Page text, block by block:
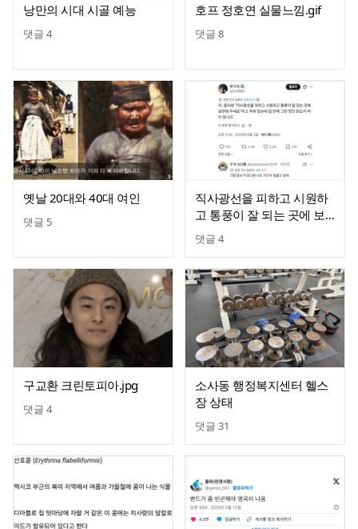
낭만의 시대 시골 예능
댓글 4
호프 정호연 실물느낌.gif
댓글 8
옛날 20대와 40대 여인
댓글 5
직사광선을 피하고 시원하
고 통풍이 잘 되는 곳에 보
관해 주세요
댓글 4
구교환 크린토피아.jpg
댓글 4
소사동 행정복지센터 헬스
장 상태
댓글 31